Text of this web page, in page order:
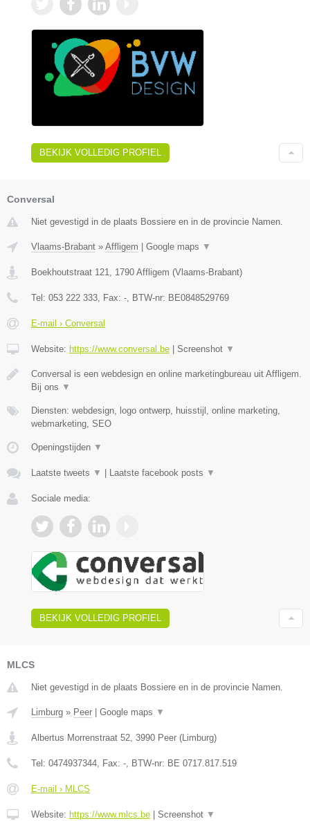
BEKIJK VOLLEDIG PROFIEL
Conversal
Niet gevestigd in de plaats Bossiere en in de provincie Namen.
Vlaams-Brabant » Affligem Google maps ▼
Boekhoutstraat 121 1790 Affligem (Vlaams-Brabant)
Tel: 053 222 333 , Fax: - , BTW-nr: BE0848529769
E-mail › Conversal
Website: https://www.conversal.be Screenshot ▼
Conversal is een webdesign en online marketingbureau uit Affligem.
Bij ons ▼
Diensten: webdesign, logo ontwerp, huisstijl, online marketing,
webmarketing, SEO
Openingstijden ▼
Laatste tweets ▼ Laatste facebook posts ▼
Sociale media:
BEKIJK VOLLEDIG PROFIEL
MLCS
Niet gevestigd in de plaats Bossiere en in de provincie Namen.
Limburg » Peer Google maps ▼
Albertus Morrenstraat 52, 3990 Peer (Limburg)
Tel: 0474937344, Fax: -, BTW-nr: BE 0717.817.519
E-mail › MLCS
Website: https://www.mlcs.be Screenshot ▼